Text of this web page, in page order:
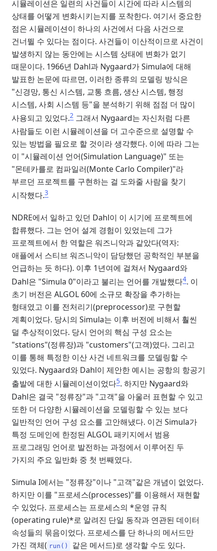
시뮬레이션은 일련의 사건들이 시간에 따라 시스템의
상태를 어떻게 변화시키는지를 포착한다. 여기서 중요한
점은 시뮬레이션이 하나의 사건에서 다음 사건으로
건너뛸 수 있다는 점이다. 사건들이 이산적이므로 사건이
발생하지 않는 동안에는 시스템 상태에 변화가 없기
때문이다. 1966년 Dahl과 Nygaard가 Simula에 대해
발표한 논문에 따르면, 이러한 종류의 모델링 방식은
"신경망, 통신 시스템, 교통 흐름, 생산 시스템, 행정
시스템, 사회 시스템 등"을 분석하기 위해 점점 더 많이
사용되고 있었다.2 그래서 Nygaard는 자신처럼 다른
사람들도 이런 시뮬레이션을 더 고수준으로 설명할 수
있는 방법을 필요로 할 것이라 생각했다. 이에 따라 그는
이 "시뮬레이션 언어(Simulation Language)" 또는
"몬테카를로 컴파일러(Monte Carlo Compiler)"라
부르던 프로젝트를 구현하는 걸 도와줄 사람을 찾기
시작했다.3
NDRE에서 일하고 있던 Dahl이 이 시기에 프로젝트에
합류했다. 그는 언어 설계 경험이 있었는데 그가
프로젝트에서 한 역할은 워즈니악과 같았다(역자:
애플에서 스티브 워즈니악이 담당했던 공학적인 부분을
언급하는 듯 하다). 이후 1년여에 걸쳐서 Nygaard와
Dahl은 "Simula 0"이라고 불리는 언어를 개발했다4. 이
초기 버전은 ALGOL 60에 소규모 확장을 추가하는
형태였고 이를 전처리기(preprocessor)로 구현할
계획이었다. 당시의 Simula는 이후 버전에 비해서 훨씬
덜 추상적이었다. 당시 언어의 핵심 구성 요소는
"stations"(정류장)과 "customers"(고객)였다. 그리고
이를 통해 특정한 이산 사건 네트워크를 모델링할 수
있었다. Nygaard와 Dahl이 제안한 예시는 공항의 항공기
출발에 대한 시뮬레이션이었다5. 하지만 Nygaard와
Dahl은 결국 "정류장"과 "고객"을 아울러 표현할 수 있고
또한 더 다양한 시뮬레이션을 모델링할 수 있는 보다
일반적인 언어 구성 요소를 고안해냈다. 이건 Simula가
특정 도메인에 한정된 ALGOL 패키지에서 범용
프로그래밍 언어로 발전하는 과정에서 이루어진 두
가지의 주요 일반화 중 첫 번째였다.
Simula I에서는 "정류장"이나 "고객"같은 개념이 없었다.
하지만 이를 "프로세스(processes)"를 이용해서 재현할
수 있었다. 프로세스는 프로세스의 *운영 규칙
(operating rule)*로 알려진 단일 동작과 연관된 데이터
속성들의 묶음이었다. 프로세스를 단 하나의 메서드만
가진 객체( run()
같은 메서드)로 생각할 수도 있다.